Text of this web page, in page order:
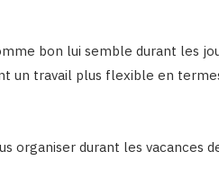
bon lui semble durant les
un travail plus flexible en
organiser durant les vacances